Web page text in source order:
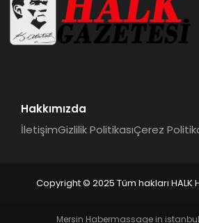
Hakkımızda
İletişimGizlilik PolitikasıÇerez
Copyright © 2025 Tüm hakları HALK
Mersin Habermassage in istanbul